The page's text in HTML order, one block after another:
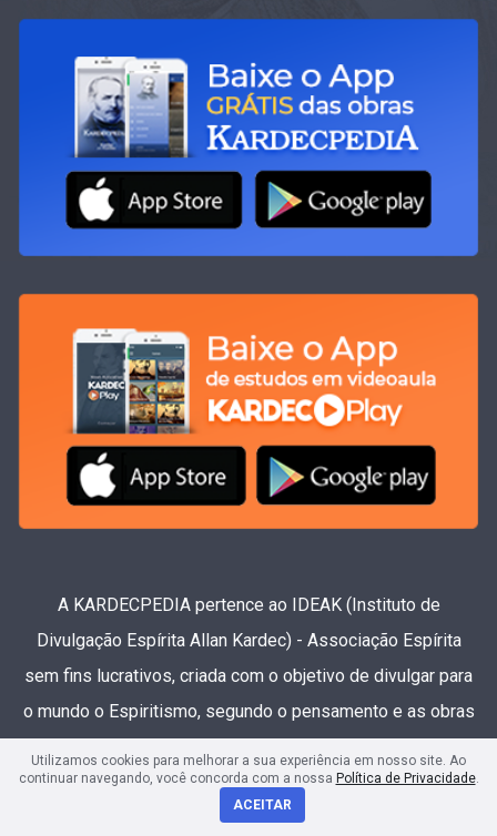
A KARDECPEDIA pertence ao IDEAK (Instituto de
Divulgação Espírita Allan Kardec) - Associação Espírita
sem fins lucrativos, criada com o objetivo de divulgar para
o mundo o Espiritismo, segundo o pensamento e as obras
Utilizamos cookies para melhorar a sua experiência em nosso site. Ao
continuar navegando, você concorda com a nossa Política de Privacidade.
ACEITAR